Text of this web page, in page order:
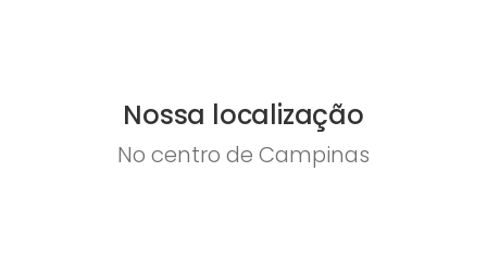
Nossa localização
No centro de Campinas